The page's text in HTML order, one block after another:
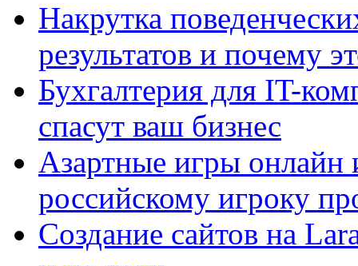
Накрутка
результатов и почему
Бухгалтерия для IT-
спасут ваш бизнес
Азартные игры онлайн
российскому игроку
Создание сайтов на